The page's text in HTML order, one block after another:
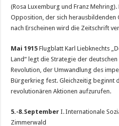
(Rosa Luxemburg und Franz
Opposition, der sich herausbildenden
nach Erscheinen wird die Zeitschrift
Mai 1915 Flugblatt Karl Liebknechts
Land“ legt die Strategie der
Revolution, der Umwandlung des
Bürgerkrieg fest. Gleichzeitig beginnt
revolutionären Aktionen aufzurufen.
5.-8.September I. Internationale
Zimmerwald